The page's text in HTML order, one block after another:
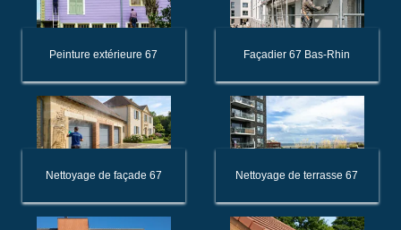
Peinture extérieure 67 Façadier 67 Bas-Rhin
Nettoyage de façade 67 Nettoyage de terrasse 67